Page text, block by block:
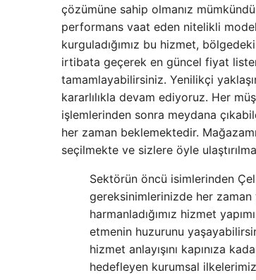
çözümüne sahip olmanız
performans vaat eden nitelikli
kurguladığımız bu hizmet,
irtibata geçerek en güncel fiyat
tamamlayabilirsiniz. Yenilikçi
kararlılıkla devam ediyoruz. Her
işlemlerinden sonra meydana
her zaman beklemektedir.
seçilmekte ve sizlere öyle
Sektörün öncü isimlerinden
gereksinimlerinizde her zaman
harmanladığımız hizmet
etmenin huzurunu
hizmet anlayışını kapınıza
hedefleyen kurumsal